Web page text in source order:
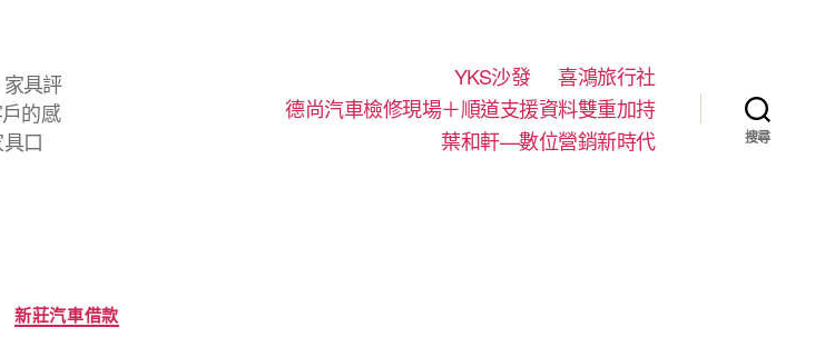
具評
的感
口
YKS沙發
喜鴻旅行社
德尚汽車檢修現場＋順道支援資料雙重加持
葉和軒—數位營銷新時代
搜尋
分
類
新莊汽車借款